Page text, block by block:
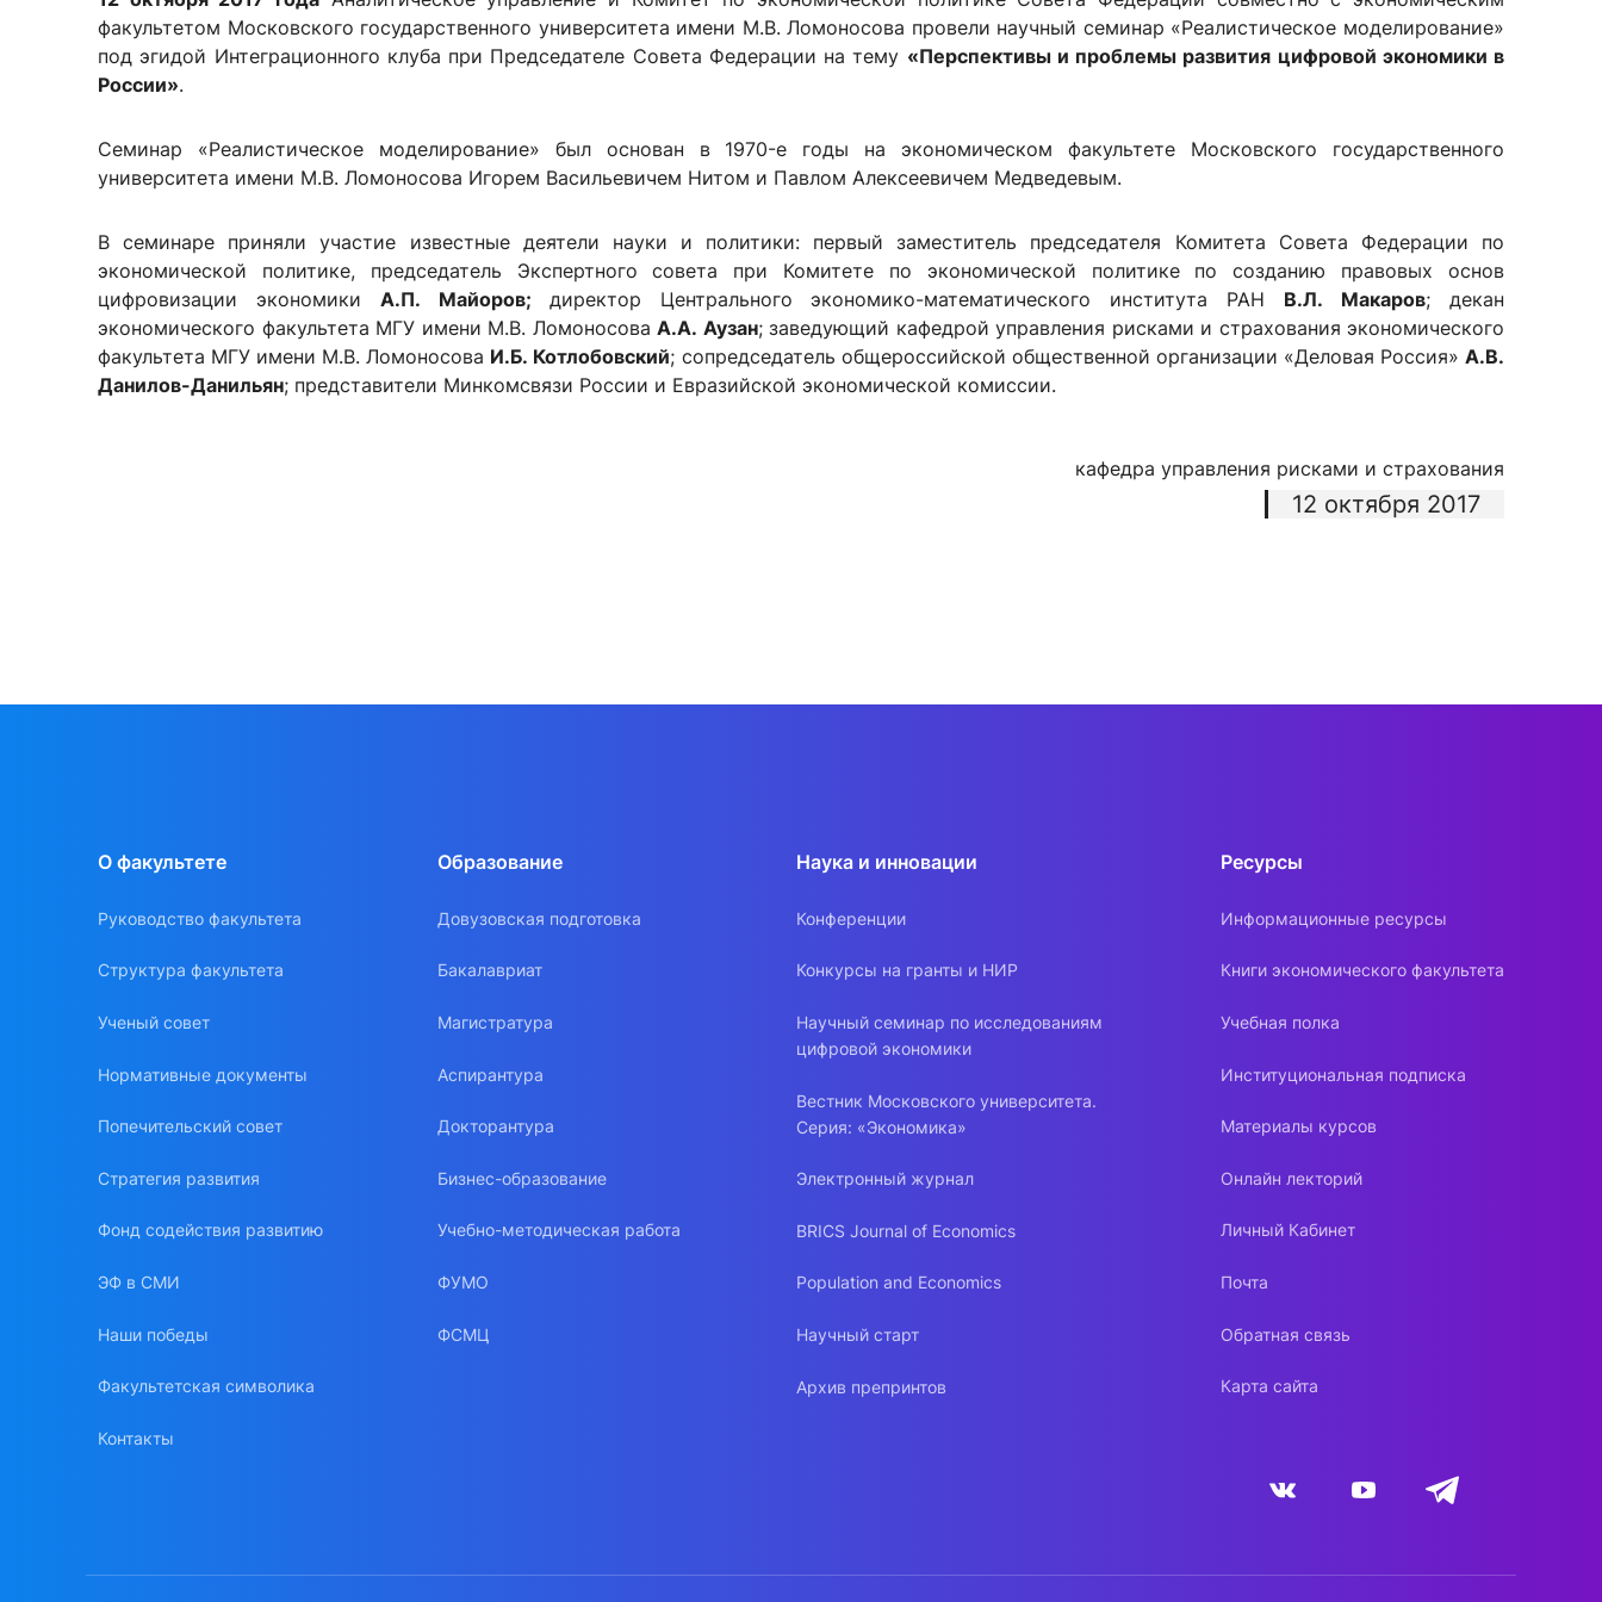
факультетом Московского государственного университета имени М.В. Ломоносова провели научный семинар «Реалистическое моделирование»
под эгидой Интеграционного клуба при Председателе Совета Федерации на тему «Перспективы и проблемы развития цифровой экономики в
России».
Семинар «Реалистическое моделирование» был основан в 1970-е годы на экономическом факультете Московского государственного
университета имени М.В. Ломоносова Игорем Васильевичем Нитом и Павлом Алексеевичем Медведевым.
В семинаре приняли участие известные деятели науки и политики: первый заместитель председателя Комитета Совета Федерации по
экономической политике, председатель Экспертного совета при Комитете по экономической политике по созданию правовых основ
цифровизации экономики А.П. Майоров; директор Центрального экономико-математического института РАН В.Л. Макаров; декан
экономического факультета МГУ имени М.В. Ломоносова А.А. Аузан; заведующий кафедрой управления рисками и страхования экономического
факультета МГУ имени М.В. Ломоносова И.Б. Котлобовский; сопредседатель общероссийской общественной организации «Деловая Россия»А.В.
Данилов-Данильян; представители Минкомсвязи России и Евразийской экономической комиссии.
кафедра управления рисками и страхования
12 октября 2017
О факультете
Руководство факультета
Структура факультета
Ученый совет
Нормативные документы
Попечительский совет
Стратегия развития
Фонд содействия развитию
ЭФ в СМИ
Наши победы
Факультетская символика
Контакты
Образование
Довузовская подготовка
Бакалавриат
Магистратура
Аспирантура
Докторантура
Бизнес-образование
Учебно-методическая работа
ФУМО
ФСМЦ
Наука и инновации
Конференции
Конкурсы на гранты и НИР
Научный семинар по исследованиям
цифровой экономики
Вестник Московского университета.
Серия: «Экономика»
Электронный журнал
BRICS Journal of Economics
Population and Economics
Научный старт
Архив препринтов
Ресурсы
Информационные ресурсы
Книги экономического факультета
Учебная полка
Институциональная подписка
Материалы курсов
Онлайн лекторий
Личный Кабинет
Почта
Обратная связь
Карта сайта